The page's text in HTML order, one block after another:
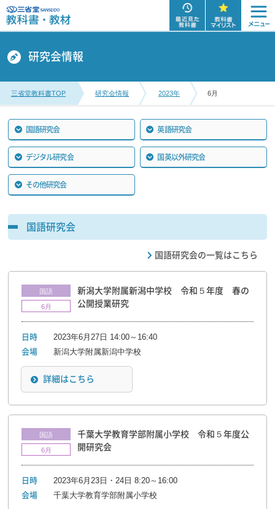
研究会情報
三省堂教科書TOP 研究会情報 2023年 6月
国語研究会 英語研究会
デジタル研究会 国英以外研究会
その他研究会
国語研究会
国語研究会の一覧はこちら
国語
6月
新潟大学附属新潟中学校 令和５年度 春の
公開授業研究
日時 2023年6月27日 14:00～16:40
会場 新潟大学附属新潟中学校
詳細はこちら
国語
6月
千葉大学教育学部附属小学校 令和５年度公
開研究会
日時 2023年6月23日・24日 8:20～16:00
会場 千葉大学教育学部附属小学校